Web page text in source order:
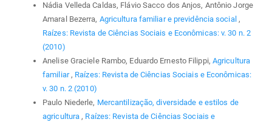
Nádia Velleda Caldas, Flávio Sacco dos Anjos, Antônio Jorge
Amaral Bezerra, Agricultura familiar e previdência social ,
Raízes: Revista de Ciências Sociais e Econômicas: v. 30 n. 2
(2010)
Anelise Graciele Rambo, Eduardo Ernesto Filippi, Agricultura
familiar, Raízes: Revista de Ciências Sociais e Econômicas:
v. 30 n. 2 (2010)
Paulo Niederle, Mercantilização, diversidade e estilos de
agricultura, Raízes: Revista de Ciências Sociais e